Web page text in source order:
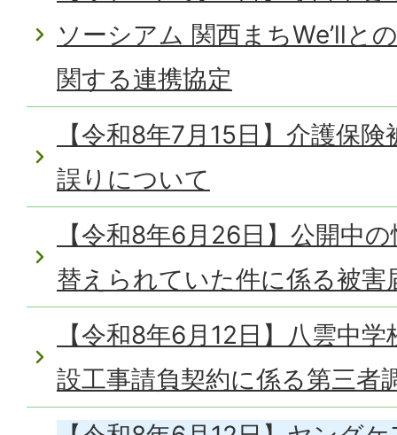
ソーシアム 関西まちWe’llと
関する連携協定
【令和8年7月15日】介護保
誤りについて
【令和8年6月26日】公開中
替えられていた件に係る被害
【令和8年6月12日】八雲中
設工事請負契約に係る第三者